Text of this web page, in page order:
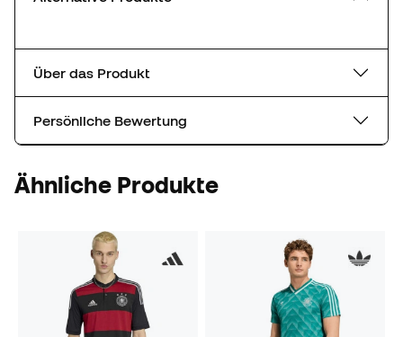
Über das Produkt
Persönliche Bewertung
Ähnliche Produkte